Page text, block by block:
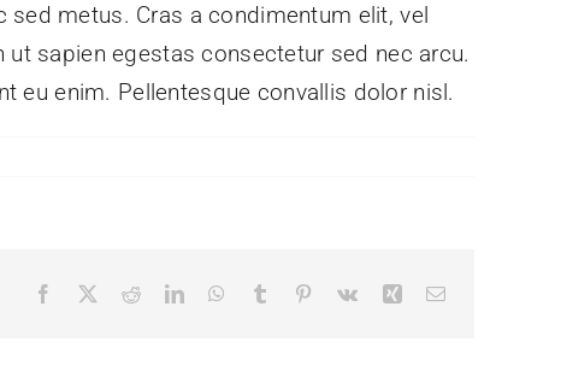
metus. Cras a condimentum elit, vel
sapien egestas consectetur sed nec arcu.
eu enim. Pellentesque convallis dolor nisl.
Facebook RedditLinkedInWhatsApp
Tumblr Pinterest
Vk XingCorreo